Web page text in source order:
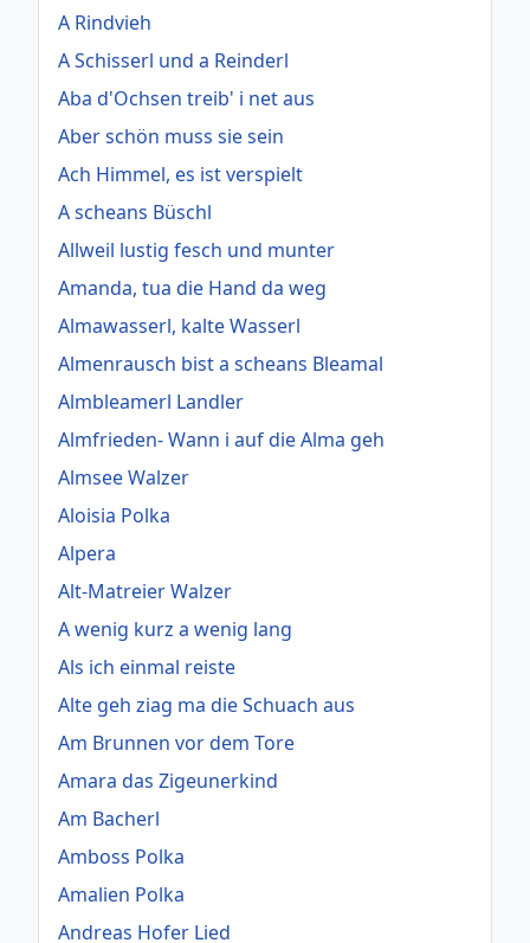
A Rindvieh
A Schisserl und a Reinderl
Aba d'Ochsen treib' i net aus
Aber schön muss sie sein
Ach Himmel, es ist verspielt
A scheans Büschl
Allweil lustig fesch und munter
Amanda, tua die Hand da weg
Almawasserl, kalte Wasserl
Almenrausch bist a scheans Bleamal
Almbleamerl Landler
Almfrieden- Wann i auf die Alma geh
Almsee Walzer
Aloisia Polka
Alpera
Alt-Matreier Walzer
A wenig kurz a wenig lang
Als ich einmal reiste
Alte geh ziag ma die Schuach aus
Am Brunnen vor dem Tore
Amara das Zigeunerkind
Am Bacherl
Amboss Polka
Amalien Polka
Andreas Hofer Lied